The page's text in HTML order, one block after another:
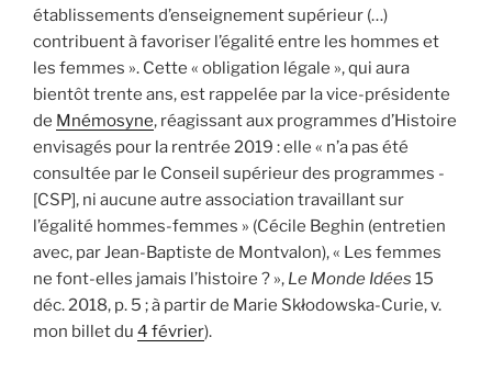
établissements d’enseignement supérieur (…)
contribuent à favoriser l’égalité entre les hommes et
les femmes ». Cette « obligation légale », qui aura
bientôt trente ans, est rappelée par la vice-présidente
de Mnémosyne, réagissant aux programmes d’Histoire
envisagés pour la rentrée 2019 : elle « n’a pas été
consultée par le Conseil supérieur des programmes ­
[CSP], ni aucune autre association travaillant sur
l’égalité hommes-femmes » (Cécile Beghin (entretien
avec, par Jean-Baptiste de Montvalon), « Les femmes
ne font-elles jamais l’histoire ? », Le Monde Idées 15
déc. 2018, p. 5 ; à partir de Marie Skłodowska-Curie, v.
mon billet du 4 février).